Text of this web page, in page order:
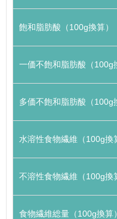
飽和脂肪酸（100g換算）
一価不飽和脂肪酸（100g
多価不飽和脂肪酸（100g
水溶性食物繊維（100g換
不溶性食物繊維（100g換
食物繊維総量（100g換算）